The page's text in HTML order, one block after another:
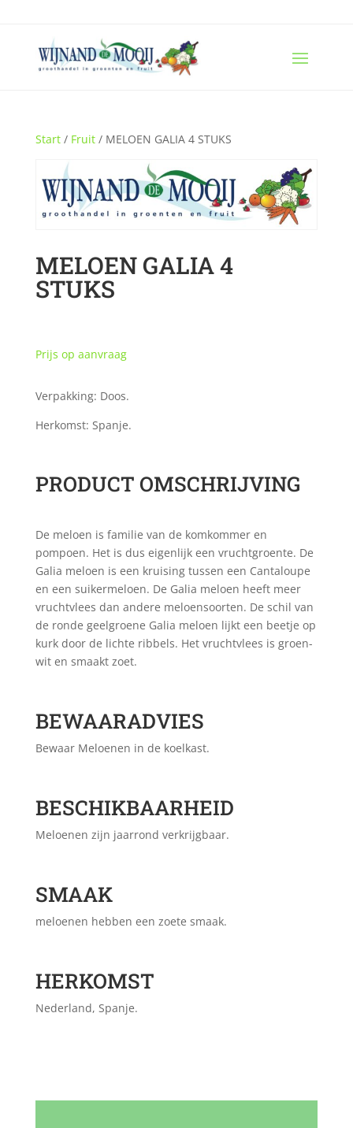
Start/ Fruit/ MELOEN GALIA 4 STUKS
MELOEN GALIA 4
STUKS
Prijs op aanvraag
Verpakking: Doos.
Herkomst: Spanje.
PRODUCT OMSCHRIJVING
De meloen is familie van de komkommer en
pompoen. Het is dus eigenlijk een vruchtgroente. De
Galia meloen is een kruising tussen een Cantaloupe
en een suikermeloen. De Galia meloen heeft meer
vruchtvlees dan andere meloensoorten. De schil van
de ronde geelgroene Galia meloen lijkt een beetje op
kurk door de lichte ribbels. Het vruchtvlees is groen-
wit en smaakt zoet.
BEWAARADVIES
Bewaar Meloenen in de koelkast.
BESCHIKBAARHEID
Meloenen zijn jaarrond verkrijgbaar.
SMAAK
meloenen hebben een zoete smaak.
HERKOMST
Nederland, Spanje.